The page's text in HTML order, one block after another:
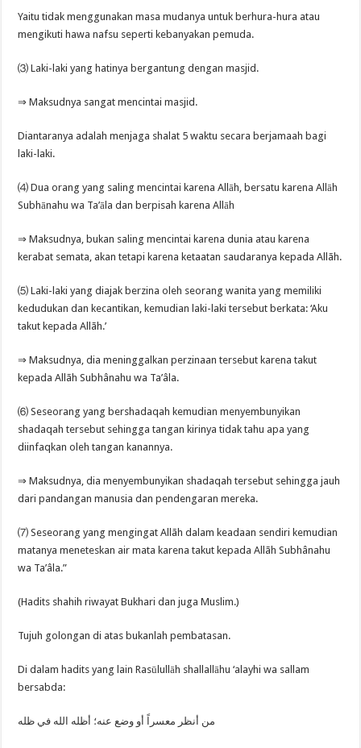
Yaitu tidak menggunakan masa mudanya untuk berhura-hura atau
mengikuti hawa nafsu seperti kebanyakan pemuda.
⑶ Laki-laki yang hatinya bergantung dengan masjid.
⇒ Maksudnya sangat mencintai masjid.
Diantaranya adalah menjaga shalat 5 waktu secara berjamaah bagi
laki-laki.
⑷ Dua orang yang saling mencintai karena Allāh, bersatu karena Allāh
Subhānahu wa Ta’āla dan berpisah karena Allāh
⇒ Maksudnya, bukan saling mencintai karena dunia atau karena
kerabat semata, akan tetapi karena ketaatan saudaranya kepada Allãh.
⑸ Laki-laki yang diajak berzina oleh seorang wanita yang memiliki
kedudukan dan kecantikan, kemudian laki-laki tersebut berkata: ‘Aku
takut kepada Allãh.’
⇒ Maksudnya, dia meninggalkan perzinaan tersebut karena takut
kepada Allãh Subhânahu wa Ta’âla.
⑹ Seseorang yang bershadaqah kemudian menyembunyikan
shadaqah tersebut sehingga tangan kirinya tidak tahu apa yang
diinfaqkan oleh tangan kanannya.
⇒ Maksudnya, dia menyembunyikan shadaqah tersebut sehingga jauh
dari pandangan manusia dan pendengaran mereka.
⑺ Seseorang yang mengingat Allãh dalam keadaan sendiri kemudian
matanya meneteskan air mata karena takut kepada Allãh Subhânahu
wa Ta’âla.”
(Hadits shahih riwayat Bukhari dan juga Muslim.)
Tujuh golongan di atas bukanlah pembatasan.
Di dalam hadits yang lain Rasūlullāh shallallāhu ‘alayhi wa sallam
bersabda:
من أنظر معسراً أو وضع عنه؛ أظله الله في ظله